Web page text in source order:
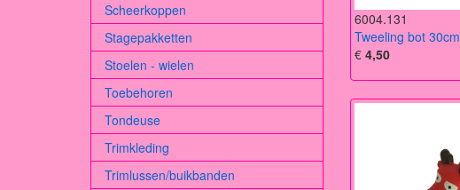
Scheerkoppen
Stagepakketten
Stoelen - wielen
Toebehoren
Tondeuse
Trimkleding
Trimlussen/buikbanden
6004.131
Tweeling bot 30cm
€ 4,50